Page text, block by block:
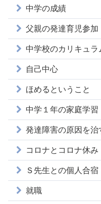
中学の成績
父親の発達育児参加
中学校のカリキュラ
自己中心
ほめるということ
中学１年の家庭学習
発達障害の原因を治
コロナとコロナ休み
Ｓ先生との個人合宿
就職